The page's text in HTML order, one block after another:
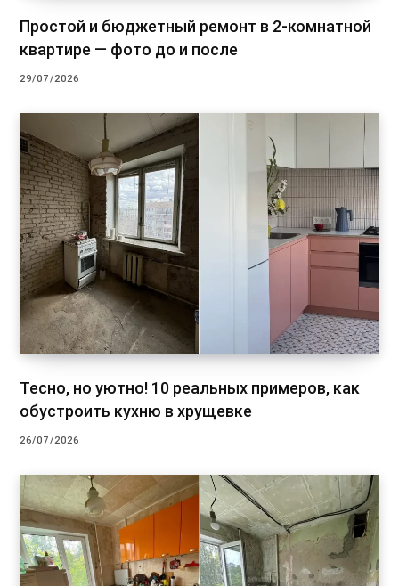
Простой и бюджетный ремонт в 2-комнатной
квартире — фото до и после
29/07/2026
Тесно, но уютно! 10 реальных примеров, как
обустроить кухню в хрущевке
26/07/2026